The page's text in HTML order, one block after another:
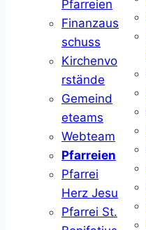
Pfarreien
Finanzaus
schuss
Kirchenvo
rstände
Gemeind
eteams
Webteam
Pfarreien
Pfarrei
Herz Jesu
Pfarrei St.